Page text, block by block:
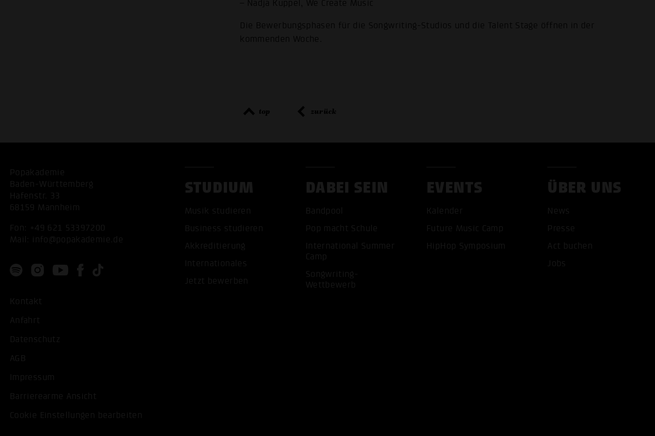
– Nadja Kuppel, We Create Music
Die Bewerbungsphasen für die Songwriting-Studios und die Talent Stage öffnen in der
kommenden Woche.
top zurück
Popakademie
Baden-Württemberg
Hafenstr. 33
68159 Mannheim
Fon: +49 621 53397200
Mail: info@popakademie.de
Kontakt
Anfahrt
Datenschutz
AGB
Impressum
Barrierearme Ansicht
Cookie Einstellungen bearbeiten
STUDIUM
Musik studieren
Business studieren
Akkreditierung
Internationales
Jetzt bewerben
DABEI SEIN
Bandpool
Pop macht Schule
International Summer
Camp
Songwriting-
Wettbewerb
EVENTS
Kalender
Future Music Camp
HipHop Symposium
ÜBER UNS
News
Presse
Act buchen
Jobs